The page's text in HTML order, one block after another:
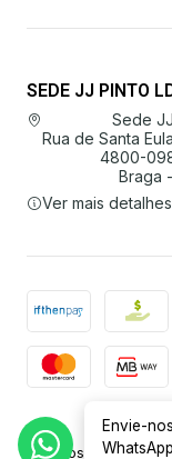
SEDE JJ PINTO
Sede
Rua de Santa
4800-
Braga
Ver mais detalhes
Todos os Direitos
Envie-
WhatsApp